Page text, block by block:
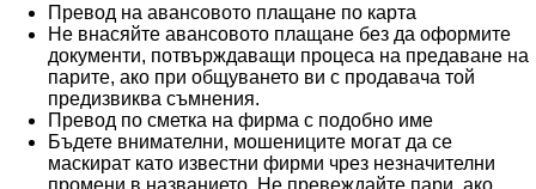
Превод на авансовото плащане по карта
Не внасяйте авансовото плащане без да оформите
документи, потвърждаващи процеса на предаване на
парите, ако при общуването ви с продавача той
предизвиква съмнения.
Превод по сметка на фирма с подобно име
Бъдете внимателни, мошениците могат да се
маскират като известни фирми чрез незначителни
промени в названието. Не превеждайте пари, ако